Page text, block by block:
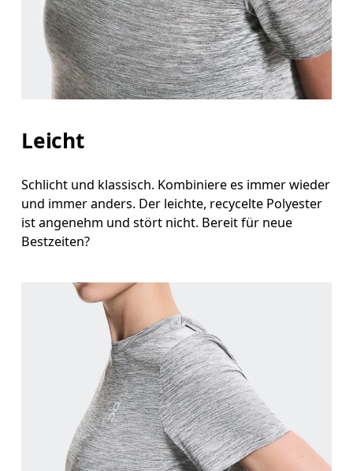
Leicht
Schlicht und klassisch. Kombiniere es immer wieder
und immer anders. Der leichte, recycelte Polyester
ist angenehm und stört nicht. Bereit für neue
Bestzeiten?